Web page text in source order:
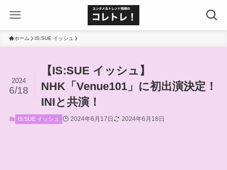
ホーム IS:SUE イッシュ
【IS:SUE イッシュ】
NHK「Venue101」に初出演決定！
INIと共演！
2024
6/18
IS:SUE イッシュ 2024年6月17日 2024年6月18日